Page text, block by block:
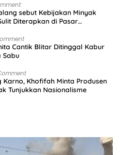
sebut Kebijakan Minyak
Diterapkan di Pasar
Cantik Blitar Ditinggal Kabur
Sabu
Karno, Khofifah Minta Produsen
Tunjukkan Nasionalisme